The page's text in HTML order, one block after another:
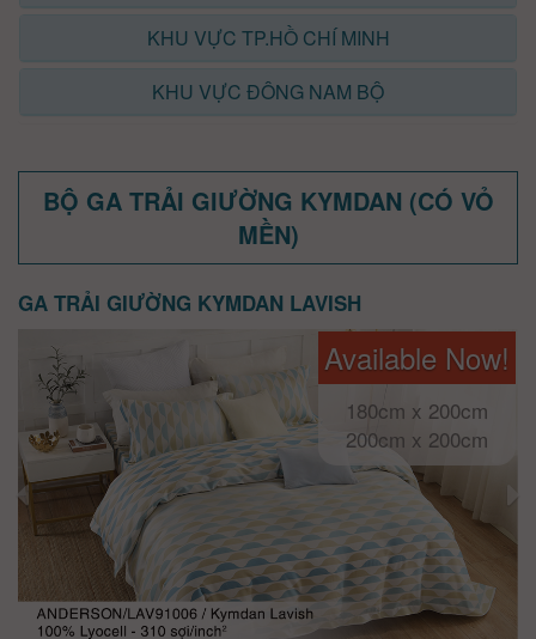
KHU VỰC TP.HỒ CHÍ MINH
KHU VỰC ĐÔNG NAM BỘ
BỘ GA TRẢI GIƯỜNG KYMDAN (CÓ VỎ
MỀN)
GA TRẢI GIƯỜNG KYMDAN LAVISH
Available Now!
180cm x 200cm
200cm x 200cm